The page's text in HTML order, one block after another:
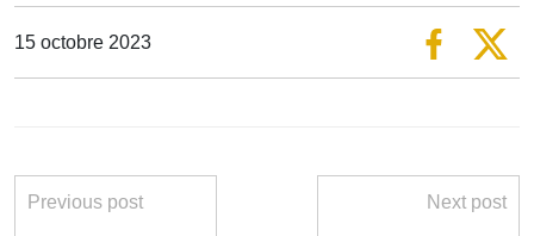
15 octobre 2023
Previous post Next post